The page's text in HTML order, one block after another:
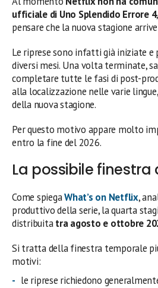
ufficiale di Uno Splendido Errore 4
pensare che la nuova stagione
Le riprese sono infatti già iniziate e
diversi mesi. Una volta terminate,
completare tutte le fasi di post-
alla localizzazione nelle varie
della nuova stagione.
Per questo motivo appare molto
entro la fine del 2026.
La possibile finestra
Come spiegaWhat’s on Netflix,
produttivo della serie, la quarta
distribuitatra agosto e ottobre
Si tratta della finestra temporale
motivi:
le riprese richiedono